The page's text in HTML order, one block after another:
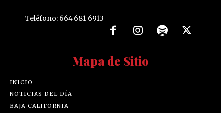
Teléfono: 664 681 6913
Mapa de Sitio
INICIO
NOTICIAS DEL DÍA
BAJA CALIFORNIA